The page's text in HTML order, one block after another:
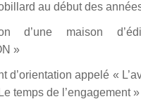
au début des
d’une maison
»
d’orientation appelé «
temps de l’engagement